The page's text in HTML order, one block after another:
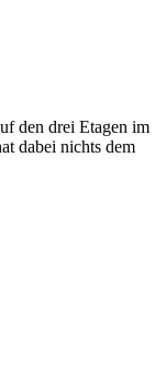
den drei Etagen im
dabei nichts dem